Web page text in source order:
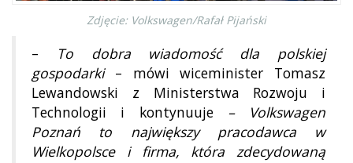
Zdjęcie: Volkswagen/Rafał Pijański
–
To dobra wiadomość dla polskiej
gospodarki – mówi wiceminister Tomasz
Lewandowski z Ministerstwa Rozwoju i
Technologii i kontynuuje – Volkswagen
Poznań to największy pracodawca w
Wielkopolsce i firma, która zdecydowaną